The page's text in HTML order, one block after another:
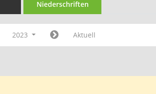
Niederschriften
2023 Aktuell